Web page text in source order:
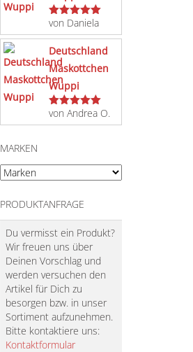
Bewertet
mit5von 5
von Daniela
Deutschland
Maskottchen
Wuppi
Bewertet
mit5von 5
von Andrea O.
MARKEN
PRODUKTANFRAGE
Du vermisst ein Produkt?
Wir freuen uns über
Deinen Vorschlag und
werden versuchen den
Artikel für Dich zu
besorgen bzw. in unser
Sortiment aufzunehmen.
Bitte kontaktiere uns:
Kontaktformular